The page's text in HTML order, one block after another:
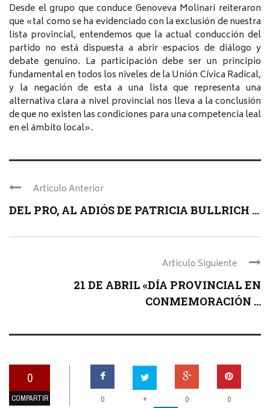
Desde el grupo que conduce Genoveva Molinari reiteraron
que «tal como se ha evidenciado con la exclusión de nuestra
lista provincial, entendemos que la actual conducción del
partido no está dispuesta a abrir espacios de diálogo y
debate genuino. La participación debe ser un principio
fundamental en todos los niveles de la Unión Cívica Radical,
y la negación de esta a una lista que representa una
alternativa clara a nivel provincial nos lleva a la conclusión
de que no existen las condiciones para una competencia leal
en el ámbito local».
Articulo Anterior
DEL PRO, AL ADIÓS DE PATRICIA BULLRICH ...
Articulo Siguiente
21 DE ABRIL «DÍA PROVINCIAL EN
CONMEMORACIÓN ...
0
COMPARTIR 0 + 0 0